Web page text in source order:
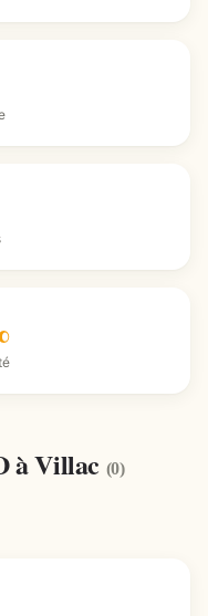
à Villac (0)